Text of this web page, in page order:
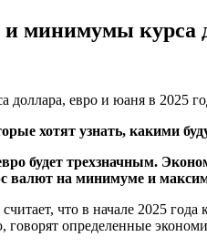
минимумы курса
хотят узнать, какими
будет трехзначным.
валют на минимуме и
считает, что в начале 2025
определенные